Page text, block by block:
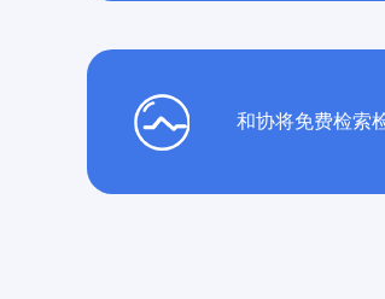
和协将免费检索